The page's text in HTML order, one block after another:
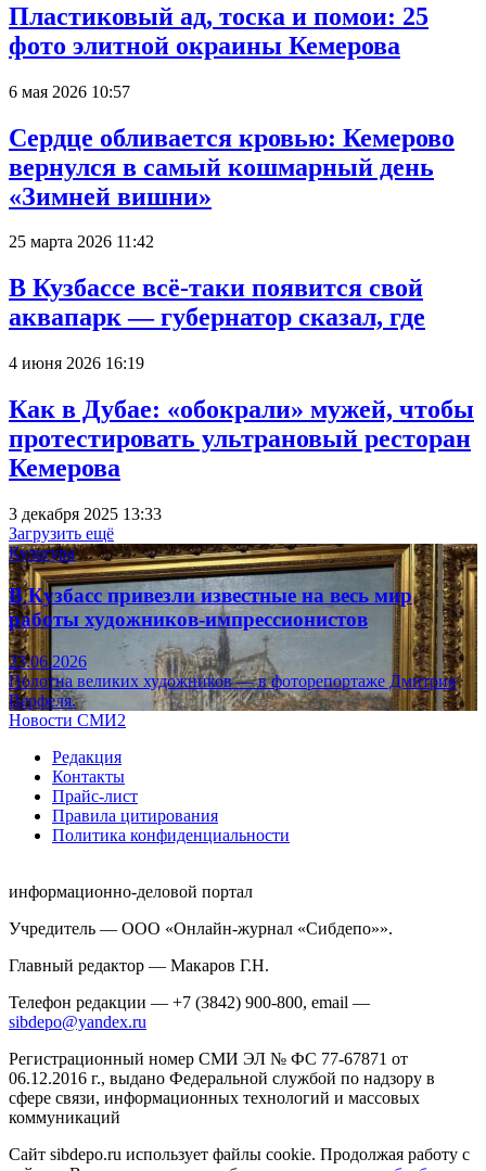
Пластиковый ад, тоска и помои: 25
фото элитной окраины Кемерова
6 мая 2026 10:57
Сердце обливается кровью: Кемерово
вернулся в самый кошмарный день
«Зимней вишни»
25 марта 2026 11:42
В Кузбассе всё-таки появится свой
аквапарк — губернатор сказал, где
4 июня 2026 16:19
Как в Дубае: «обокрали» мужей, чтобы
протестировать ультрановый ресторан
Кемерова
3 декабря 2025 13:33
Загрузить ещё
Культура
В Кузбасс привезли известные на весь мир
работы художников-импрессионистов
23.06.2026
Полотна великих художников — в фоторепортаже Дмитрия
Верфеля.
Новости СМИ2
Редакция
Контакты
Прайс-лист
Правила цитирования
Политика конфиденциальности
информационно-деловой портал
Учредитель — ООО «Онлайн-журнал «Сибдепо»».
Главный редактор — Макаров Г.Н.
Телефон редакции — +7 (3842) 900-800, email —
sibdepo@yandex.ru
Регистрационный номер СМИ ЭЛ № ФС 77-67871 от
06.12.2016 г., выдано Федеральной службой по надзору в
сфере связи, информационных технологий и массовых
коммуникаций
Сайт sibdepo.ru использует файлы cookie. Продолжая работу с